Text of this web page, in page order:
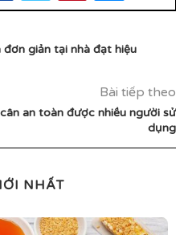
giản tại nhà đạt hiệu
Bài tiếp theo
an toàn được nhiều người sử
dụng
NHẤT